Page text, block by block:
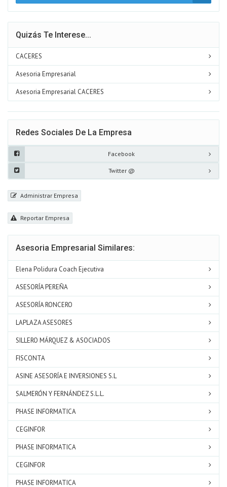
Quizás Te Interese...
CACERES
Asesoria Empresarial
Asesoria Empresarial CACERES
Redes Sociales De La Empresa
Facebook
Twitter @
Administrar Empresa
Reportar Empresa
Asesoria Empresarial Similares:
Elena Polidura Coach Ejecutiva
ASESORÍA PEREÑA
ASESORÍA RONCERO
LAPLAZA ASESORES
SILLERO MÁRQUEZ & ASOCIADOS
FISCONTA
ASINE ASESORÍA E INVERSIONES S.L
SALMERÓN Y FERNÁNDEZ S.L.L.
PHASE INFORMATICA
CEGINFOR
PHASE INFORMATICA
CEGINFOR
PHASE INFORMATICA